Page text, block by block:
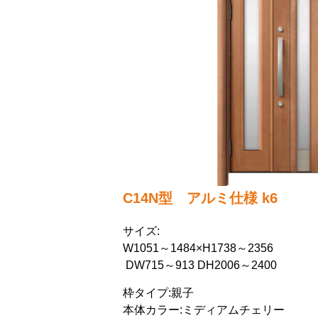
C14N型 アルミ仕様 k6
サイズ:
W1051～1484×H1738～2356
DW715～913 DH2006～2400
枠タイプ:親子
本体カラー:ミディアムチェリー